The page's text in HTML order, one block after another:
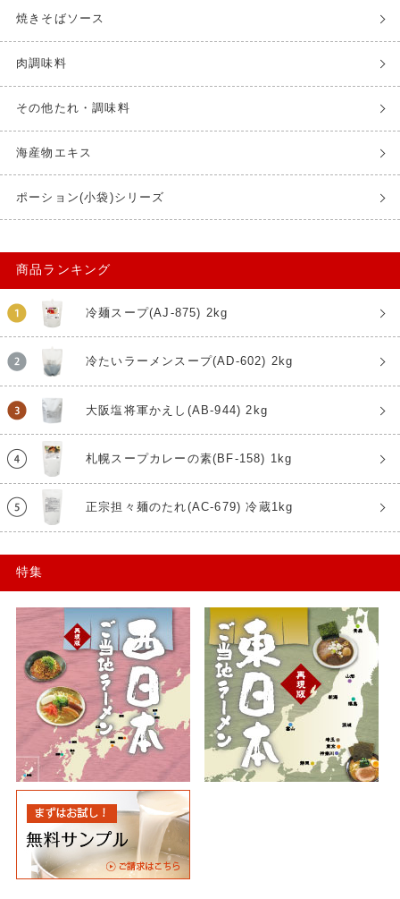
焼きそばソース
肉調味料
その他たれ・調味料
海産物エキス
ポーション(小袋)シリーズ
商品ランキング
冷麺スープ(AJ-875) 2kg
冷たいラーメンスープ(AD-602) 2kg
大阪塩将軍かえし(AB-944) 2kg
札幌スープカレーの素(BF-158) 1kg
正宗担々麺のたれ(AC-679) 冷蔵1kg
特集